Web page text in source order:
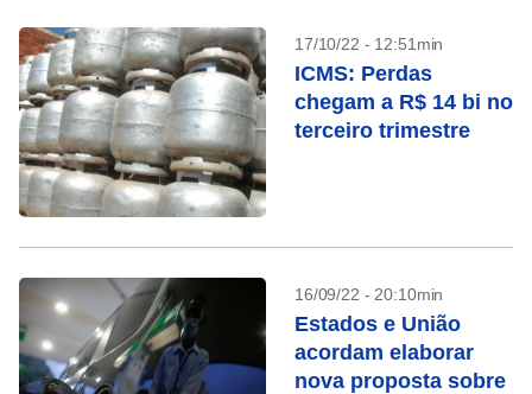
17/10/22 - 12:51min
ICMS: Perdas
chegam a R$ 14 bi no
terceiro trimestre
16/09/22 - 20:10min
Estados e União
acordam elaborar
nova proposta sobre